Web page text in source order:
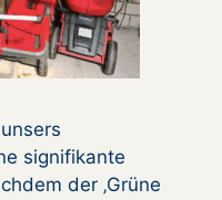
signifikante
der ‚Grüne